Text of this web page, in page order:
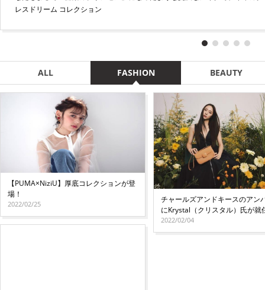
レスドリーム コレクション
色も変わる。これま
催に先がけ、WWD JAPA
クダけど盛れる バルコネットノンワイヤーブラ」
キャ
ALL FASHION BEAUTY
【PUMA×NiziU】厚底コレクションが登
場！
2022/02/25
チャールズアンドキースのアン
にKrystal（クリスタル）氏が就
2022/02/04